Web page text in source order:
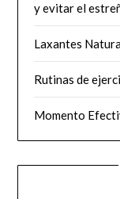
y evitar el
Laxantes
Rutinas de
Momento